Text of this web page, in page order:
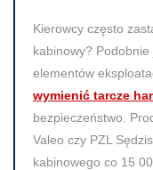
Kierowcy często
kabinowy?
elementów
wymienić tarcze
bezpieczeństwo.
Valeo czy PZL
kabinowego co 15